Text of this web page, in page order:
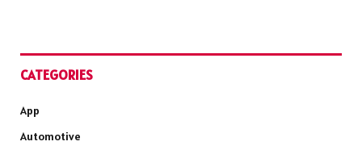
CATEGORIES
App
Automotive